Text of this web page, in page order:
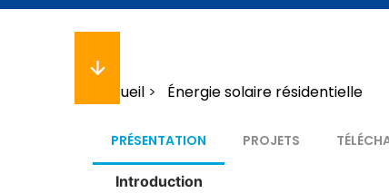
Fil
d'Ariane
Accueil Énergie solaire résidentielle
PRÉSENTATION PROJETS
Introduction